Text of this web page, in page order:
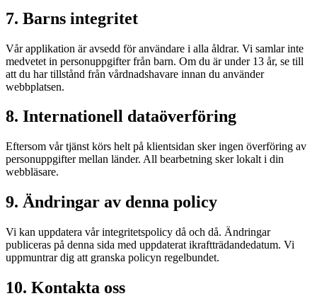
7. Barns integritet
Vår applikation är avsedd för användare i alla åldrar. Vi samlar inte
medvetet in personuppgifter från barn. Om du är under 13 år, se till
att du har tillstånd från vårdnadshavare innan du använder
webbplatsen.
8. Internationell dataöverföring
Eftersom vår tjänst körs helt på klientsidan sker ingen överföring av
personuppgifter mellan länder. All bearbetning sker lokalt i din
webbläsare.
9. Ändringar av denna policy
Vi kan uppdatera vår integritetspolicy då och då. Ändringar
publiceras på denna sida med uppdaterat ikraftträdandedatum. Vi
uppmuntrar dig att granska policyn regelbundet.
10. Kontakta oss